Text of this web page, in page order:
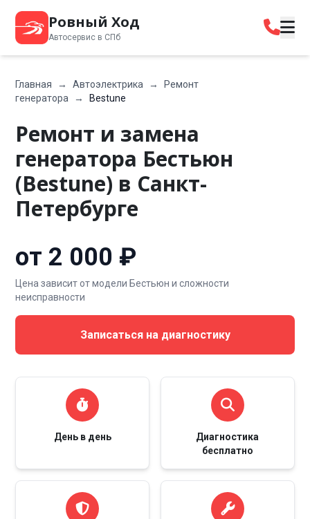
Ровный Ход
Автосервис в СПб
Главная → Автоэлектрика →
Ремонт
генератора
→ Bestune
Ремонт и замена
генератора Бестьюн
(Bestune) в Санкт-
Петербурге
от 2 000 ₽
Цена зависит от модели Бестьюн и сложности
неисправности
Записаться на диагностику
День в день
Диагностика
бесплатно